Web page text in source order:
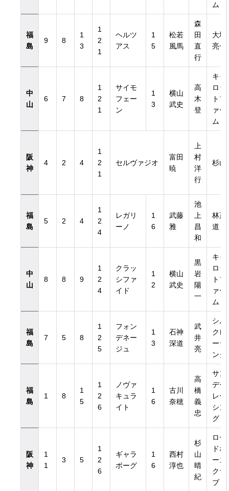
ム
福
島
9 8
1
3
1
2
1
ヘルツ
アス
1
5
松若
風馬
森
田
直
行
大塚
亮一
中
山
6 7 8
1
2
1
サイモ
フェー
ン
1
3
横山
武史
高
木
登
キャ
ロッ
トフ
ァー
ム
阪
神
4 2 4
1
2
1
セルヴァジオ
富田
暁
上
村
洋
行
杉山
福
島
5 2 4
1
2
4
レガリ
ーノ
1
6
武藤
雅
池
上
昌
和
林正
道
中
山
8 8 9
1
2
4
クラッ
シファ
イド
1
2
横山
武史
黒
岩
陽
一
キャ
ロッ
トフ
ァー
ム
福
島
7 5 8
1
2
5
フォン
デネー
ジュ
1
3
石神
深道
武
井
亮
シル
クレ
ーシ
ング
福
島
1 8
1
5
1
2
6
ノヴァ
キュラ
イト
1
6
古川
奈穂
高
橋
義
忠
サン
デー
レー
シン
グ
阪
神
1
1
3 5
1
2
6
ギャラ
ボーグ
1
6
西村
淳也
杉
山
晴
紀
ロー
ドホ
ース
クラ
ブ